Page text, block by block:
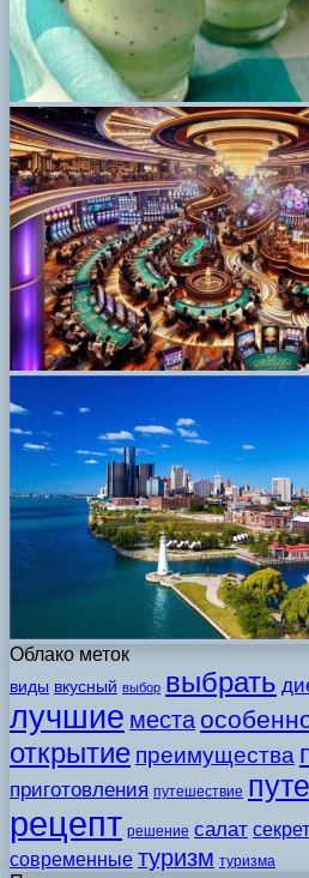
Облако меток
виды вкусный выбор выбрать
лучшие места
открытие преимущества
приготовления путешествие
рецепт решение салат
современные туризм туризма